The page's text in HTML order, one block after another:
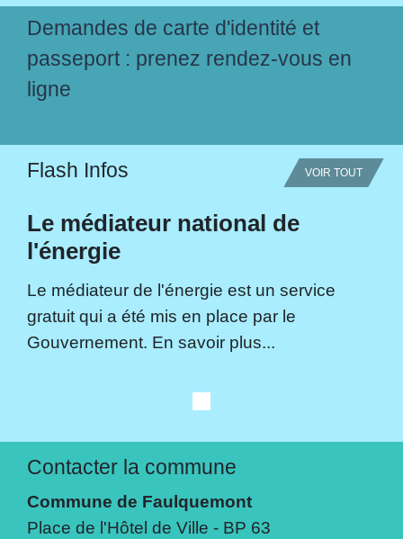
Demandes de carte d'identité et
passeport : prenez rendez-vous en
ligne
Flash Infos VOIR TOUT
Le médiateur national de
l'énergie
Le médiateur de l'énergie est un service
gratuit qui a été mis en place par le
Gouvernement. En savoir plus...
Contacter la commune
Commune de Faulquemont
Place de l'Hôtel de Ville - BP 63